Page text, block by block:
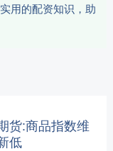
用的配资知识，助
货:商品指数维
低